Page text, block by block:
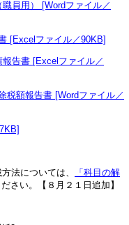
員用） [Wordファイル／
[Excelファイル／90KB]
報告書 [Excelファイル／
税額報告書 [Wordファイル／
法については、
「科目の解
さい。【８月２１日追加】